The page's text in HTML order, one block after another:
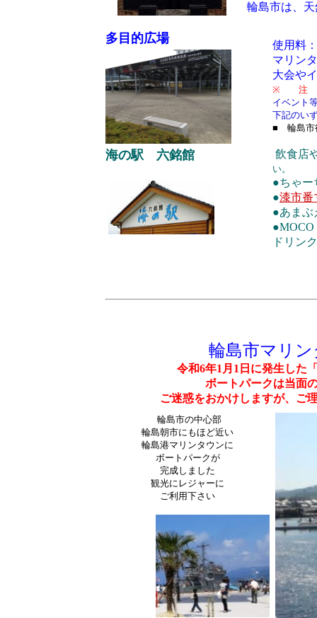
輪島市は、
多目的広場
使用料
マリン
大会や
※ 注
イベント
下記のい
■ 輪島市
海の駅 六銘館 飲食店
い。
●ちゃー
●漆市番
●あまぶ
ドリン
輪島市マリ
令和6年1月1日に発生した
ボートパークは当面
ご迷惑をおかけしますが、ご
輪島市の中心部
輪島朝市にもほど近い
輪島港マリンタウンに
ボートパークが
完成しました
観光にレジャーに
ご利用下さい